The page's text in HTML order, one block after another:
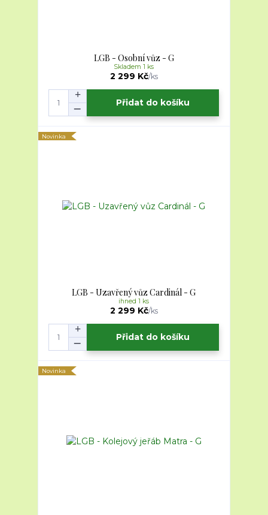
LGB - Osobní vůz - G
2 299 Kč/ks
Skladem 1 ks
Přidat do košíku
Novinka
LGB - Uzavřený vůz Cardinál - G
2 299 Kč/ks
ihned 1 ks
Přidat do košíku
Novinka